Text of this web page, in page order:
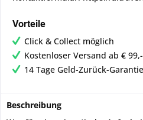
Vorteile
Click & Collect möglich
Kostenloser Versand ab €
14 Tage Geld-Zurück-Garantie
Beschreibung